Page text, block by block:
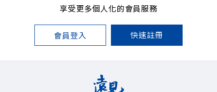
享受更多個人化的會員服務
會員登入 快速註冊